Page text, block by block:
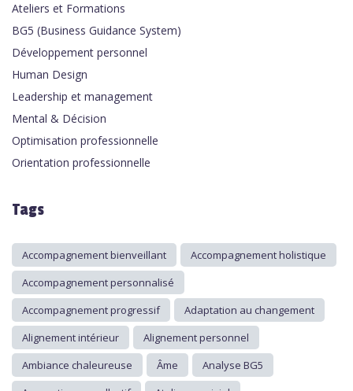
Ateliers et Formations
BG5 (Business Guidance System)
Développement personnel
Human Design
Leadership et management
Mental & Décision
Optimisation professionnelle
Orientation professionnelle
Tags
Accompagnement bienveillant
Accompagnement holistique
Accompagnement personnalisé
Accompagnement progressif
Adaptation au changement
Alignement intérieur
Alignement personnel
Ambiance chaleureuse
Âme
Analyse BG5